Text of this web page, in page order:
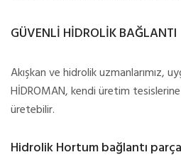
GÜVENLİ HİDROLİK BAĞLANTI
Akışkan ve hidrolik uzmanlarımız,
HİDROMAN, kendi üretim
üretebilir.
Hidrolik Hortum bağlantı